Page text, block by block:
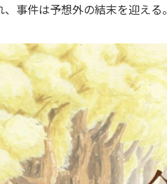
事件は予想外の結末を迎える。